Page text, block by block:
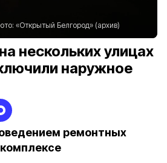
«Открытый Белгород» (архив)
нескольких улицах
наружное
ремонтных